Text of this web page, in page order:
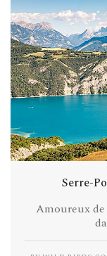
Serre-
Amoureux